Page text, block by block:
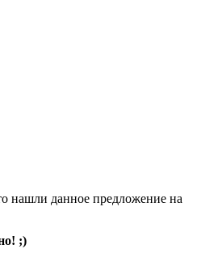
нашли данное предложение на
;)